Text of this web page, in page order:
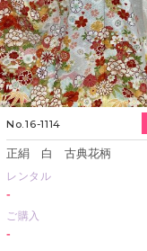
No.16-1114
正絹 白 古典花柄
レンタル
-
ご購入
-